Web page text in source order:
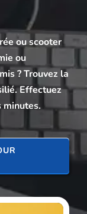
ou scooter
ou
? Trouvez la
Effectuez
minutes.